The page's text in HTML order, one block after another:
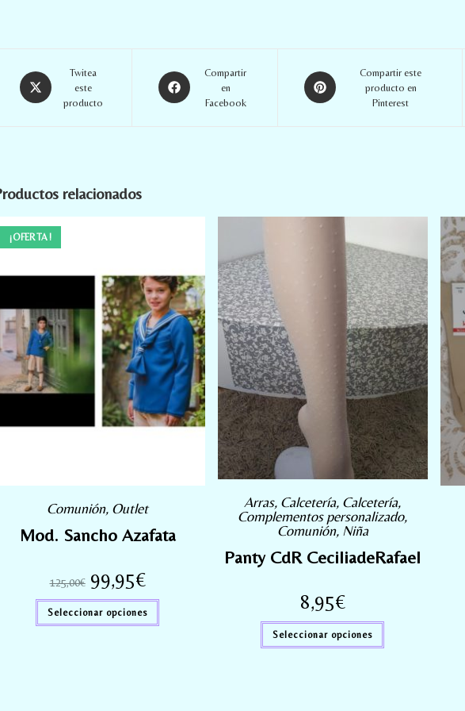
Twitea
este
producto
Compartir
en
Facebook
Compartir este
producto en
Pinterest
relacionados
¡OFERTA!
Comunión, Outlet
Mod. Sancho Azafata
125,00€ 99,95€
Seleccionar opciones
Arras, Calcetería, Calcetería,
Complementos personalizado,
Comunión, Niña
Panty CdR CeciliadeRafael
8,95€
Seleccionar opciones